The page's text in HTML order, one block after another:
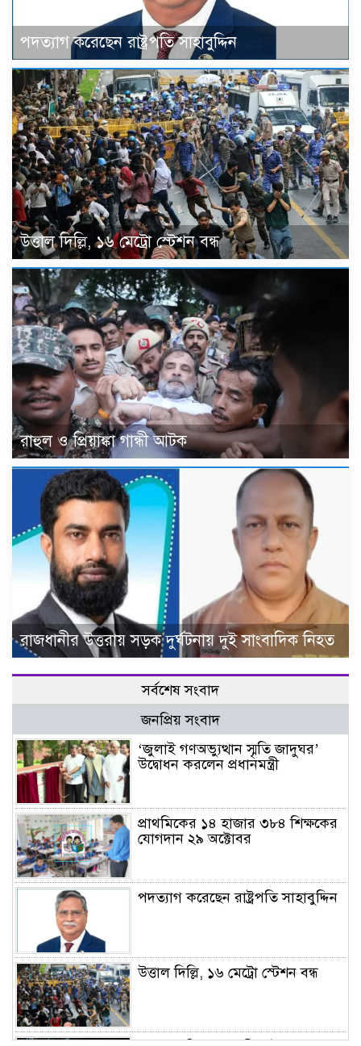
পদত্যাগ করেছেন রাষ্ট্রপতি সাহাবুদ্দিন
উত্তাল দিল্লি, ১৬ মেট্রো স্টেশন বন্ধ
রাহুল ও প্রিয়াঙ্কা গান্ধী আটক
রাজধানীর উত্তরায় সড়ক দুর্ঘটনায় দুই সাংবাদিক নিহত
সর্বশেষ সংবাদ
জনপ্রিয় সংবাদ
‘জুলাই গণঅভ্যুত্থান স্মৃতি জাদুঘর’
উদ্বোধন করলেন প্রধানমন্ত্রী
প্রাথমিকের ১৪ হাজার ৩৮৪ শিক্ষকের
যোগদান ২৯ অক্টোবর
পদত্যাগ করেছেন রাষ্ট্রপতি সাহাবুদ্দিন
উত্তাল দিল্লি, ১৬ মেট্রো স্টেশন বন্ধ